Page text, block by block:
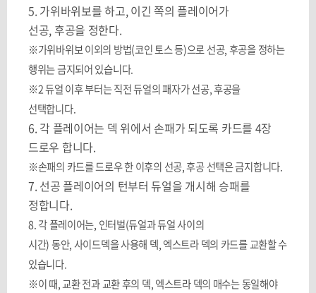
5. 가위바위보를 하고,이긴 쪽의 플레이어가
선공, 후공을 정한다.
※가위바위보 이외의 방법(코인 토스 등)으로 선공,후공을 정하는
행위는 금지되어 있습니다.
※2듀얼 이후 부터는 직전 듀얼의 패자가 선공,후공을
선택합니다.
6. 각 플레이어는 덱 위에서 손패가 되도록 카드를 4장
드로우 합니다.
※손패의 카드를 드로우 한 이후의 선공,후공 선택은 금지합니다.
7. 선공 플레이어의 턴부터 듀얼을 개시해 승패를
정합니다.
8.각 플레이어는, 인터벌(듀얼과 듀얼 사이의
시간) 동안,사이드덱을 사용해 덱,엑스트라 덱의 카드를 교환할 수
있습니다.
※이 때,교환 전과 교환 후의 덱,엑스트라 덱의 매수는 동일해야